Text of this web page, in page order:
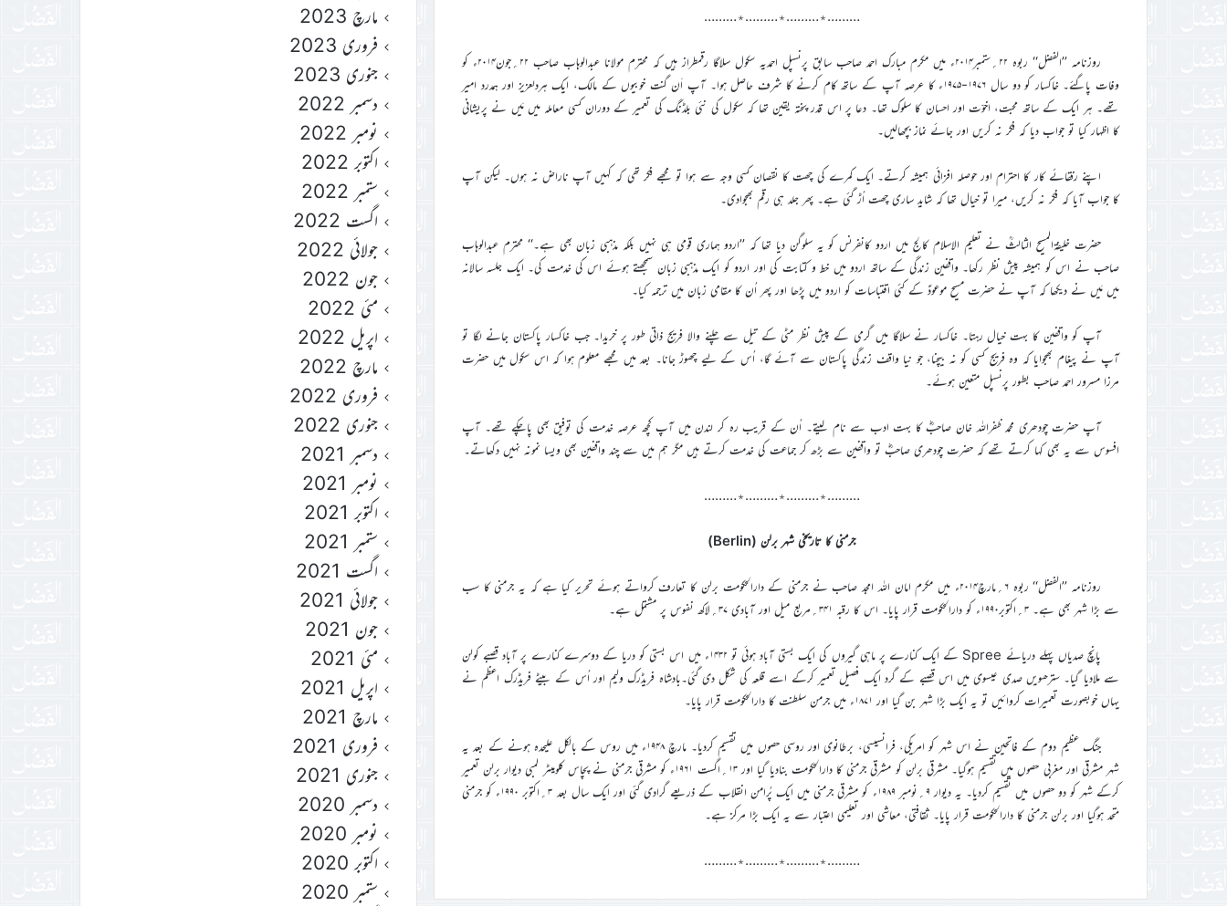
………٭………٭………٭………
روزنامہ ’’الفضل‘‘ ربوہ ۲۲؍ستمبر۲۰۱۴ء میں مکرم مبارک احمد صاحب سابق پرنسپل احمدیہ سکول سلاگا رقمطراز ہیں کہ محترم مولانا عبدالوہاب صاحب ۲۲؍جون۲۰۱۴ء کو
وفات پاگئے۔ خاکسار کو دو سال ۱۹۷۶-۱۹۷۵ء کا عرصہ آپ کے ساتھ کام کرنے کا شرف حاصل ہوا۔ آپ اَن گنت خوبیوں کے مالک، ایک ہردلعزیز اور ہمدرد امیر
تھے۔ ہر ایک کے ساتھ محبت، اخوّت اور احسان کا سلوک تھا۔ دعا پر اس قدر پختہ یقین تھا کہ سکول کی نئی بلڈنگ کی تعمیر کے دوران کسی معاملہ میں مَیں نے پریشانی
کا اظہار کیا تو جواب دیا کہ فکر نہ کریں اور جائے نماز بچھالیں۔
اپنے رفقائے کار کا احترام اور حوصلہ افزائی ہمیشہ کرتے۔ ایک کمرے کی چھت کا نقصان کسی وجہ سے ہوا تو مجھے فکر تھی کہ کہیں آپ ناراض نہ ہوں۔ لیکن آپ
کا جواب آیا کہ فکر نہ کریں، میرا تو خیال تھا کہ شاید ساری چھت اُڑ گئی ہے۔ پھر جلد ہی رقم بھجوادی۔
حضرت خلیفۃالمسیح الثالثؒ نے تعلیم الاسلام کالج میں اردو کانفرنس کو یہ سلوگن دیا تھا کہ ’’اردو ہماری قومی ہی نہیں بلکہ مذہبی زبان بھی ہے۔‘‘ محترم عبدالوہاب
صاحب نے اس کو ہمیشہ پیش نظر رکھا۔ واقفین زندگی کے ساتھ اردو میں خط و کتابت کی اور اردو کو ایک مذہبی زبان سمجھتے ہوئے اس کی خدمت کی۔ ایک جلسہ سالانہ
میں مَیں نے دیکھا کہ آپ نے حضرت مسیح موعودؑ کے کئی اقتباسات کو اردو میں پڑھا اور پھر اُن کا مقامی زبان میں ترجمہ کیا۔
آپ کو واقفین کا بہت خیال رہتا۔ خاکسار نے سلاگا میں گرمی کے پیش نظر مٹی کے تیل سے چلنے والا فریج ذاتی طور پر خریدا۔ جب خاکسار پاکستان جانے لگا تو
آپ نے پیغام بھجوایا کہ وہ فریج کسی کو نہ بیچنا، جو نیا واقف زندگی پاکستان سے آئے گا، اُس کے لیے چھوڑ جانا۔ بعد میں مجھے معلوم ہوا کہ اس سکول میں حضرت
مرزا مسرور احمد صاحب بطور پرنسپل متعین ہوئے۔
آپ حضرت چودھری محمد ظفراللہ خان صاحبؓ کا بہت ادب سے نام لیتے۔ اُن کے قریب رہ کر لندن میں آپ کچھ عرصہ خدمت کی توفیق بھی پاچکے تھے۔ آپ
افسوس سے یہ بھی کہا کرتے تھے کہ حضرت چودھری صاحبؓ تو واقفین سے بڑھ کر جماعت کی خدمت کرتے ہیں مگر ہم میں سے چند واقفین بھی ویسا نمونہ نہیں دکھاتے۔
………٭………٭………٭………
جرمنی کا تاریخی شہر برلن (Berlin)
روزنامہ ’’الفضل‘‘ ربوہ ۶؍مارچ۲۰۱۴ء میں مکرم امان اللہ امجد صاحب نے جرمنی کے دارالحکومت برلن کا تعارف کرواتے ہوئے تحریر کیا ہے کہ یہ جرمنی کا سب
سے بڑا شہر بھی ہے۔ ۳؍اکتوبر۱۹۹۰ء کو دارالحکومت قرار پایا۔ اس کا رقبہ ۳۴۱؍مربع میل اور آبادی ۳۷؍لاکھ نفوس پر مشتمل ہے۔
پانچ صدیاں پہلے دریائے Spree کے ایک کنارے پر ماہی گیروں کی ایک بستی آباد ہوئی تو ۱۴۳۲ء میں اس بستی کو دریا کے دوسرے کنارے پر آباد قصبے کولن
سے ملادیا گیا۔ سترھویں صدی عیسوی میں اس قصبے کے گرد ایک فصیل تعمیر کرکے اسے قلعہ کی شکل دی گئی۔بادشاہ فریڈرک ولیم اور اُس کے بیٹے فریڈرک اعظم نے
یہاں خوبصورت تعمیرات کروائیں تو یہ ایک بڑا شہر بن گیا اور ۱۸۷۱ء میں جرمن سلطنت کا دارالحکومت قرار پایا۔
جنگ عظیم دوم کے فاتحین نے اس شہر کو امریکی، فرانسیسی، برطانوی اور روسی حصوں میں تقسیم کردیا۔ مارچ ۱۹۴۸ء میں روس کے بالکل علیحدہ ہونے کے بعد یہ
شہر مشرقی اور مغربی حصوں میں تقسیم ہوگیا۔ مشرقی برلن کو مشرقی جرمنی کا دارالحکومت بنادیا گیا اور ۱۳؍اگست ۱۹۶۱ء کو مشرقی جرمنی نے پچاس کلومیٹر لمبی دیوار برلن تعمیر
کرکے شہر کو دو حصوں میں تقسیم کردیا۔ یہ دیوار ۹؍نومبر ۱۹۸۹ء کو مشرقی جرمنی میں ایک پُرامن انقلاب کے ذریعے گرادی گئی اور ایک سال بعد ۳؍اکتوبر ۱۹۹۰ء کو جرمنی
متحد ہوگیا اور برلن جرمنی کا دارالحکومت قرار پایا۔ ثقافتی، معاشی اور تعلیمی اعتبار سے یہ ایک بڑا مرکز ہے۔
………٭………٭………٭………
مارچ 2023
فروری 2023
جنوری 2023
دسمبر 2022
نومبر 2022
اکتوبر 2022
ستمبر 2022
اگست 2022
جولائی 2022
جون 2022
مئی 2022
اپریل 2022
مارچ 2022
فروری 2022
جنوری 2022
دسمبر 2021
نومبر 2021
اکتوبر 2021
ستمبر 2021
اگست 2021
جولائی 2021
جون 2021
مئی 2021
اپریل 2021
مارچ 2021
فروری 2021
جنوری 2021
دسمبر 2020
نومبر 2020
اکتوبر 2020
ستمبر 2020